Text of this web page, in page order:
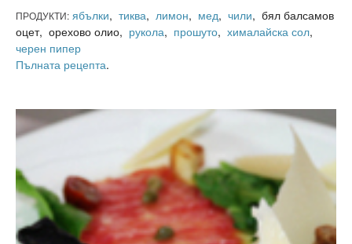
ПРОДУКТИ: ябълки, тиква, лимон, мед, чили, бял балсамов
оцет, орехово олио, рукола, прошуто, хималайска сол,
черен пипер
Пълната рецепта.